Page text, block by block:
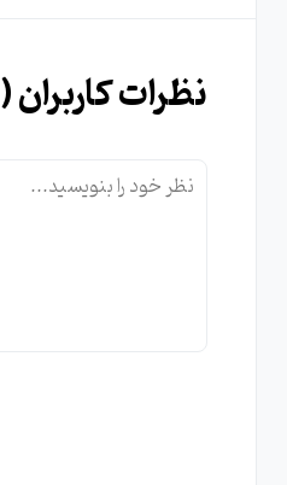
نظرات کاربران (